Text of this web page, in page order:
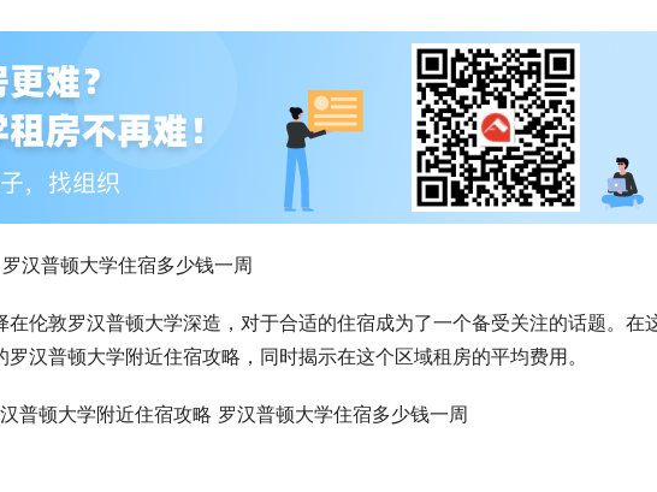
汉普顿大学住宿多少钱一周
伦敦罗汉普顿大学深造，对于合适的住宿成为了一个备受关注的话题。在
汉普顿大学附近住宿攻略，同时揭示在这个区域租房的平均费用。